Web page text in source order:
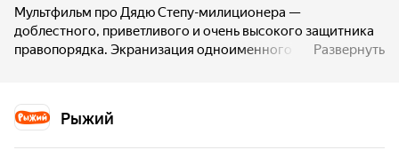
Мультфильм про Дядю Степу-милиционера —
доблестного, приветливого и очень высокого защитника
правопорядка. Экранизация одноименного
Развернуть
Рыжий